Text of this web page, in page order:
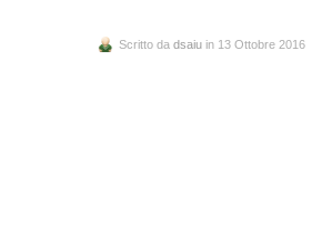
Scritto da dsaiu in 13 Ottobre 2016